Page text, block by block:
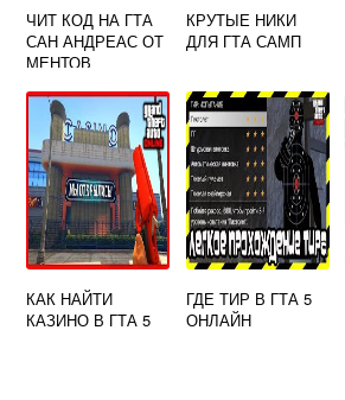
ЧИТ КОД НА ГТА
САН АНДРЕАС ОТ
МЕНТОВ
КРУТЫЕ НИКИ
ДЛЯ ГТА САМП
КАК НАЙТИ
КАЗИНО В ГТА 5
ГДЕ ТИР В ГТА 5
ОНЛАЙН